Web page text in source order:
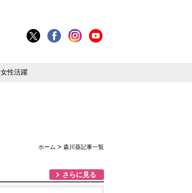
女性活躍
ホーム > 森川葵記事一覧
さらに見る